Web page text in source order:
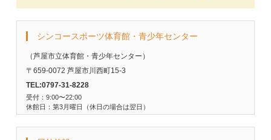
シンコースポーツ体育館・青少年センター
（芦屋市立体育館・青少年センター）
〒659-0072 芦屋市川西町15-3
TEL:0797-31-8228
受付：9:00〜22:00
休館日：第3月曜日（休日の場合は翌日）